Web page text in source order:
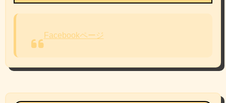
Facebookページ